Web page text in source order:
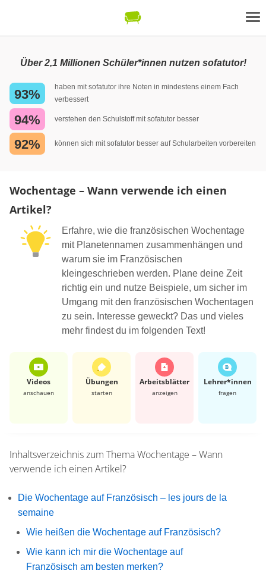
Über 2,1 Millionen Schüler*innen nutzen sofatutor!
93%
haben mit sofatutor ihre Noten in mindestens einem Fach
verbessert
94% verstehen den Schulstoff mit sofatutor besser
92% können sich mit sofatutor besser auf Schularbeiten vorbereiten
Wochentage – Wann verwende ich einen
Artikel?
Erfahre, wie die französischen Wochentage
mit Planetennamen zusammenhängen und
warum sie im Französischen
kleingeschrieben werden. Plane deine Zeit
richtig ein und nutze Beispiele, um sicher im
Umgang mit den französischen Wochentagen
zu sein. Interesse geweckt? Das und vieles
mehr findest du im folgenden Text!
Videos
anschauen
Übungen
starten
Arbeits­blätter
anzeigen
Lehrer*​innen
fragen
Inhaltsverzeichnis zum ThemaWochentage – Wann
verwende ich einen Artikel?
Die Wochentage auf Französisch – les jours de la
semaine
Wie heißen die Wochentage auf Französisch?
Wie kann ich mir die Wochentage auf
Französisch am besten merken?